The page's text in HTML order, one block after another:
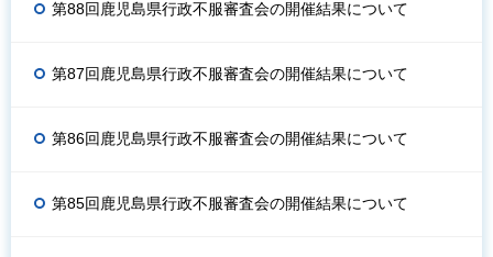
第88回鹿児島県行政不服審査会の開催結果について
第87回鹿児島県行政不服審査会の開催結果について
第86回鹿児島県行政不服審査会の開催結果について
第85回鹿児島県行政不服審査会の開催結果について